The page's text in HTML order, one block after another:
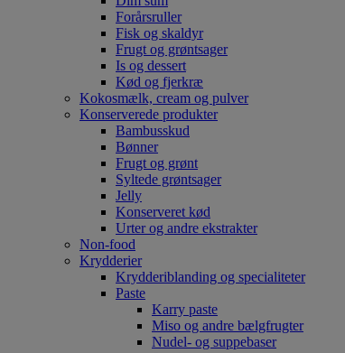
Forårsruller
Fisk og skaldyr
Frugt og grøntsager
Is og dessert
Kød og fjerkræ
Kokosmælk, cream og pulver
Konserverede produkter
Bambusskud
Bønner
Frugt og grønt
Syltede grøntsager
Jelly
Konserveret kød
Urter og andre ekstrakter
Non-food
Krydderier
Krydderiblanding og specialiteter
Paste
Karry paste
Miso og andre bælgfrugter
Nudel- og suppebaser